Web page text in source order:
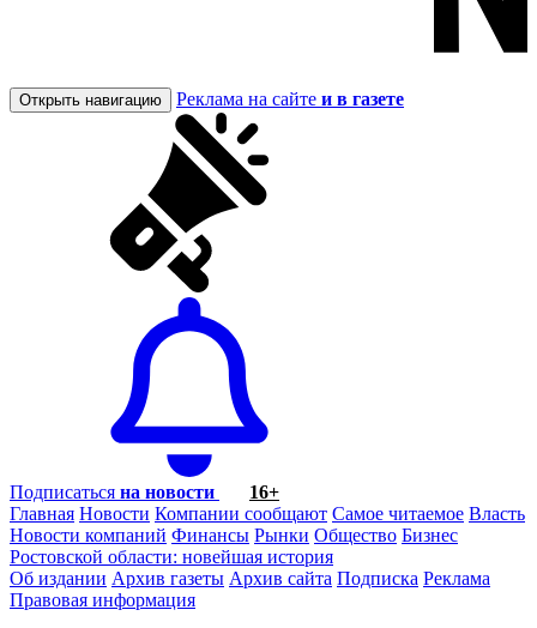
Открыть навигацию Реклама на сайте и в газете
Подписаться на новости
16+
Главная Новости Компании сообщают Самое читаемое Власть
Новости компаний Финансы Рынки Общество Бизнес
Ростовской области: новейшая история
Об издании Архив газеты Архив сайта Подписка Реклама
Правовая информация